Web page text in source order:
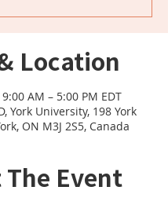
Location
AM – 5:00 PM EDT
York University, 198 York
ON M3J 2S5, Canada
Event